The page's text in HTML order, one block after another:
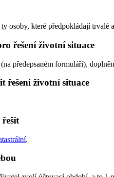
osoby, které předpokládají trvalé
řešení životní situace
předepsaném formuláři),
řešení životní situace
.